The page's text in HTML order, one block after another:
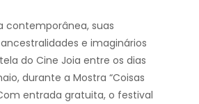
contemporânea, suas
e imaginários
do Cine Joia entre os dias
durante a Mostra “Coisas
entrada gratuita, o festival